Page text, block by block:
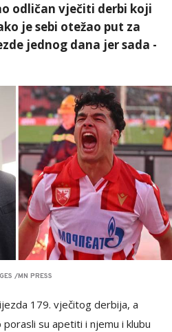
odličan vječiti derbi koji
je sebi otežao put za
jednog dana jer sada -
/MN PRESS
179. vječitog derbija, a
su apetiti i njemu i klubu